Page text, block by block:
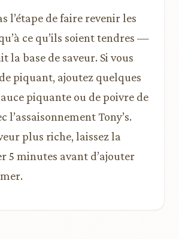
l’étape de faire revenir les
ce qu’ils soient tendres —
la base de saveur. Si vous
piquant, ajoutez quelques
piquante ou de poivre de
l’assaisonnement Tony’s.
plus riche, laissez la
5 minutes avant d’ajouter